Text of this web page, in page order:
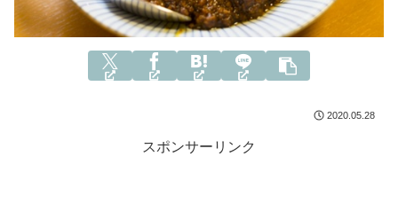
2020.05.28
スポンサーリンク